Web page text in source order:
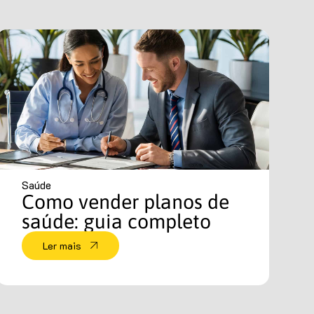
Saúde
Como vender planos de
saúde: guia completo
Ler mais